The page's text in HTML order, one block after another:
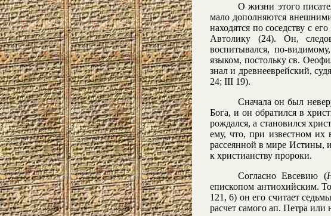
О жизни этого
мало дополняются
находятся по соседству с
Автолику (24). Он,
воспитывался, по-
языком, постольку св.
знал и древнееврейский,
24; III 19).
Сначала он был
Бога, и он обратился в
рождался, а становился
ему, что, при известном их
рассеянной в мире Истины,
к христианству пророки.
Согласно Евсевию (
епископом антиохийским.
121, 6) он его считает
расчет самого ап. Петра или